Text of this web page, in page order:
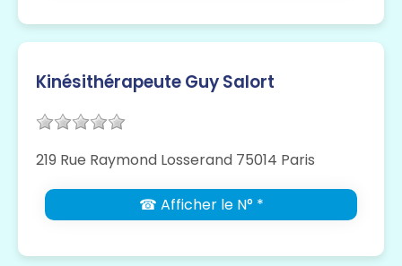
Kinésithérapeute Guy Salort
219 Rue Raymond Losserand 75014 Paris
☎ Afficher le N° *